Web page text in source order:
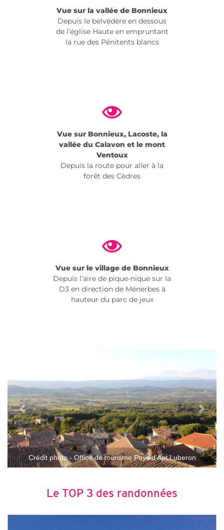
Vue sur la vallée de Bonnieux
Depuis le belvédère en dessous
de l’église Haute en empruntant
la rue des Pénitents blancs
Vue sur Bonnieux, Lacoste, la
vallée du Calavon et le mont
Ventoux
Depuis la route pour aller à la
forêt des Cèdres
Vue sur le village de Bonnieux
Depuis l’aire de pique-nique sur la
D3 en direction de Ménerbes à
hauteur du parc de jeux
Crédit photo - Office de tourisme Pays d'Apt Luberon
Le TOP 3 des randonnées